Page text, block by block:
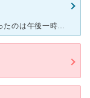
8時半前に病院にチェックインしました。終わったのは午後一時過ぎ。。。最後の先生の内科で結果通知も、ざっくばらんに言われて悪いところがなんなのか、どうしてそうなったか？の説明も『専門外なので、後で通知結